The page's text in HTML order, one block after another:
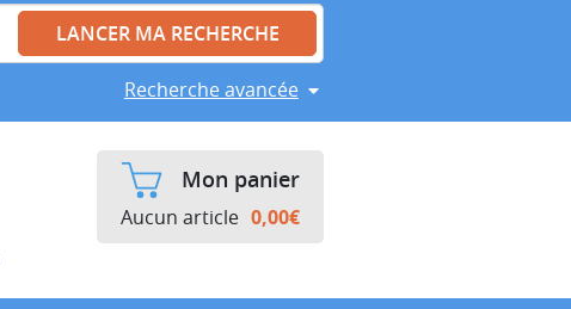
Recherche avancée
Mon panier
Aucun article 0,00€